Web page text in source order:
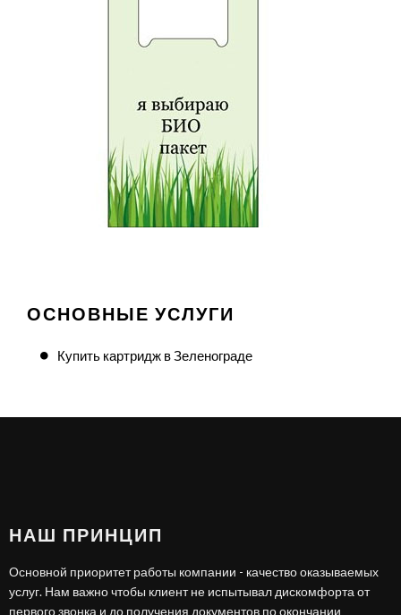
ОСНОВНЫЕ УСЛУГИ
Купить картридж в Зеленограде
НАШ ПРИНЦИП
Основной приоритет работы компании - качество оказываемых
услуг. Нам важно чтобы клиент не испытывал дискомфорта от
первого звонка и до получения документов по окончании